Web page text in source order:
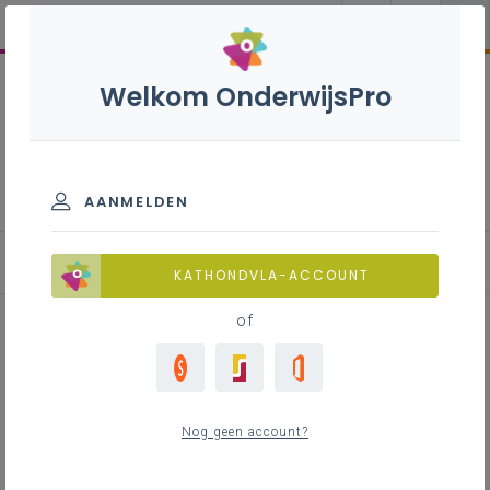
voor kinderen en jongeren
Inspirerende praktijken
Scola - De Sprong
Welkom OnderwijsPro
AANMELDEN
KATHONDVLA-ACCOUNT
of
Nog geen account?